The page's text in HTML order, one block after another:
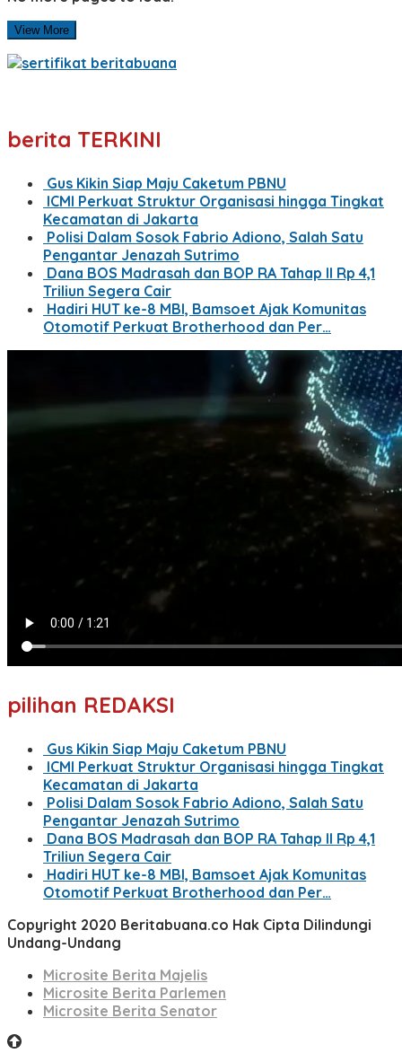
View More
berita TERKINI
Gus Kikin Siap Maju Caketum PBNU
ICMI Perkuat Struktur Organisasi hingga Tingkat
Kecamatan di Jakarta
Polisi Dalam Sosok Fabrio Adiono, Salah Satu
Pengantar Jenazah Sutrimo
Dana BOS Madrasah dan BOP RA Tahap II Rp 4,1
Triliun Segera Cair
Hadiri HUT ke-8 MBI, Bamsoet Ajak Komunitas
Otomotif Perkuat Brotherhood dan Per…
pilihan REDAKSI
Gus Kikin Siap Maju Caketum PBNU
ICMI Perkuat Struktur Organisasi hingga Tingkat
Kecamatan di Jakarta
Polisi Dalam Sosok Fabrio Adiono, Salah Satu
Pengantar Jenazah Sutrimo
Dana BOS Madrasah dan BOP RA Tahap II Rp 4,1
Triliun Segera Cair
Hadiri HUT ke-8 MBI, Bamsoet Ajak Komunitas
Otomotif Perkuat Brotherhood dan Per…
Copyright 2020 Beritabuana.co Hak Cipta Dilindungi
Undang-Undang
Microsite Berita Majelis
Microsite Berita Parlemen
Microsite Berita Senator